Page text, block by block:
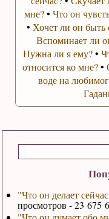
"Что он делает
просмотров - 23 675
мне?• Что он
• Хочет ли он быть
Вспоминает ли
Нужна ли я ему?•
относится ко мне?•
воде на